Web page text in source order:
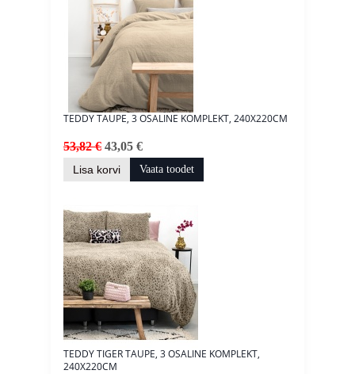
TEDDY TAUPE, 3 OSALINE KOMPLEKT, 240X220CM
53,82 € 43,05 €
Lisa korvi Vaata toodet
TEDDY TIGER TAUPE, 3 OSALINE KOMPLEKT,
240X220CM